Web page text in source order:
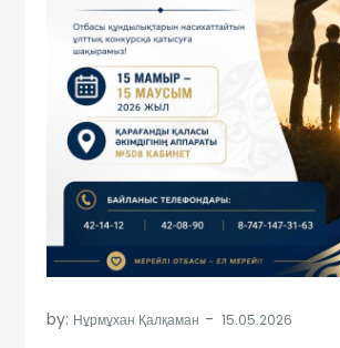
by: Нұрмұхан Қалқаман